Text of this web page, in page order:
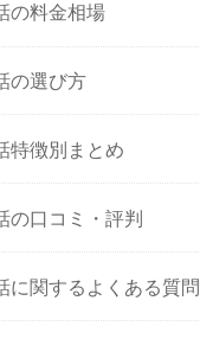
の料金相場
の選び方
特徴別まとめ
の口コミ・評判
に関するよくある質問